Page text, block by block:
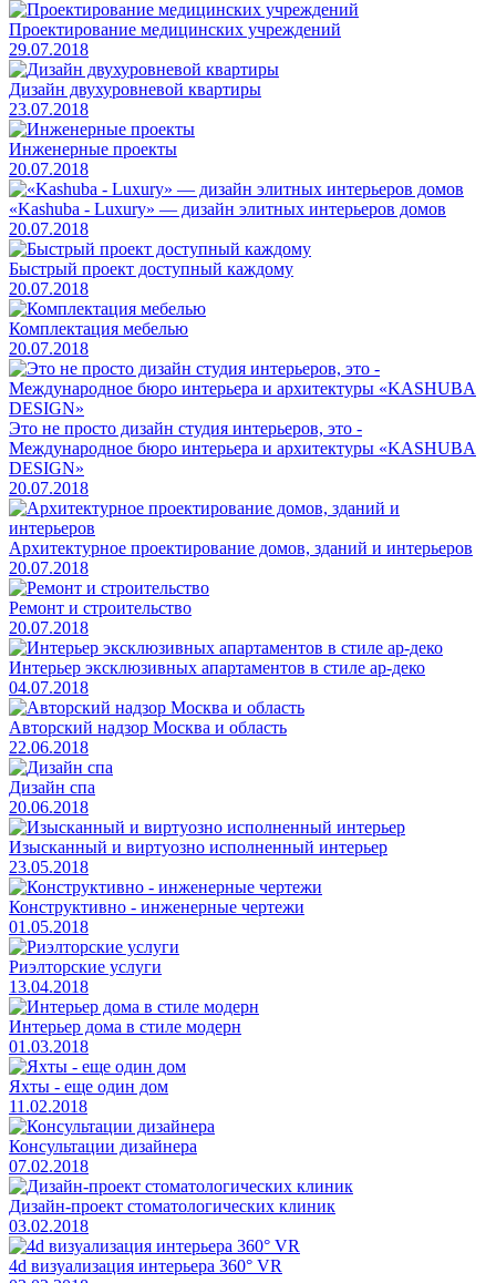
Проектирование медицинских учреждений
29.07.2018
Дизайн двухуровневой квартиры
23.07.2018
Инженерные проекты
20.07.2018
«Kashuba - Luxury» — дизайн элитных интерьеров домов
20.07.2018
Быстрый проект доступный каждому
20.07.2018
Комплектация мебелью
20.07.2018
Это не просто дизайн студия интерьеров, это -
Международное бюро интерьера и архитектуры «KASHUBA
DESIGN»
20.07.2018
Архитектурное проектирование домов, зданий и интерьеров
20.07.2018
Ремонт и строительство
20.07.2018
Интерьер эксклюзивных апартаментов в стиле ар-деко
04.07.2018
Авторский надзор Москва и область
22.06.2018
Дизайн спа
20.06.2018
Изысканный и виртуозно исполненный интерьер
23.05.2018
Конструктивно - инженерные чертежи
01.05.2018
Риэлторские услуги
13.04.2018
Интерьер дома в стиле модерн
01.03.2018
Яхты - еще один дом
11.02.2018
Консультации дизайнера
07.02.2018
Дизайн-проект стоматологических клиник
03.02.2018
4d визуализация интерьера 360° VR